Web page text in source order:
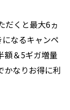
だくと最大6ヵ
なるキャンペ
額＆5ギガ増量
かなりお得に利